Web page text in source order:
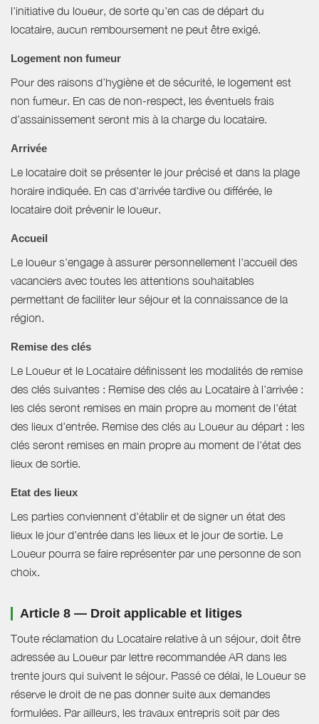
l'initiative du loueur, de sorte qu'en cas de départ du
locataire, aucun remboursement ne peut être exigé.
Logement non fumeur
Pour des raisons d’hygiène et de sécurité, le logement est
non fumeur. En cas de non-respect, les éventuels frais
d’assainissement seront mis à la charge du locataire.
Arrivée
Le locataire doit se présenter le jour précisé et dans la plage
horaire indiquée. En cas d'arrivée tardive ou différée, le
locataire doit prévenir le loueur.
Accueil
Le loueur s'engage à assurer personnellement l'accueil des
vacanciers avec toutes les attentions souhaitables
permettant de faciliter leur séjour et la connaissance de la
région.
Remise des clés
Le Loueur et le Locataire définissent les modalités de remise
des clés suivantes : Remise des clés au Locataire à l'arrivée :
les clés seront remises en main propre au moment de l'état
des lieux d'entrée. Remise des clés au Loueur au départ : les
clés seront remises en main propre au moment de l'état des
lieux de sortie.
Etat des lieux
Les parties conviennent d'établir et de signer un état des
lieux le jour d'entrée dans les lieux et le jour de sortie. Le
Loueur pourra se faire représenter par une personne de son
choix.
Article 8 — Droit applicable et litiges
Toute réclamation du Locataire relative à un séjour, doit être
adressée au Loueur par lettre recommandée AR dans les
trente jours qui suivent le séjour. Passé ce délai, le Loueur se
réserve le droit de ne pas donner suite aux demandes
formulées. Par ailleurs, les travaux entrepris soit par des